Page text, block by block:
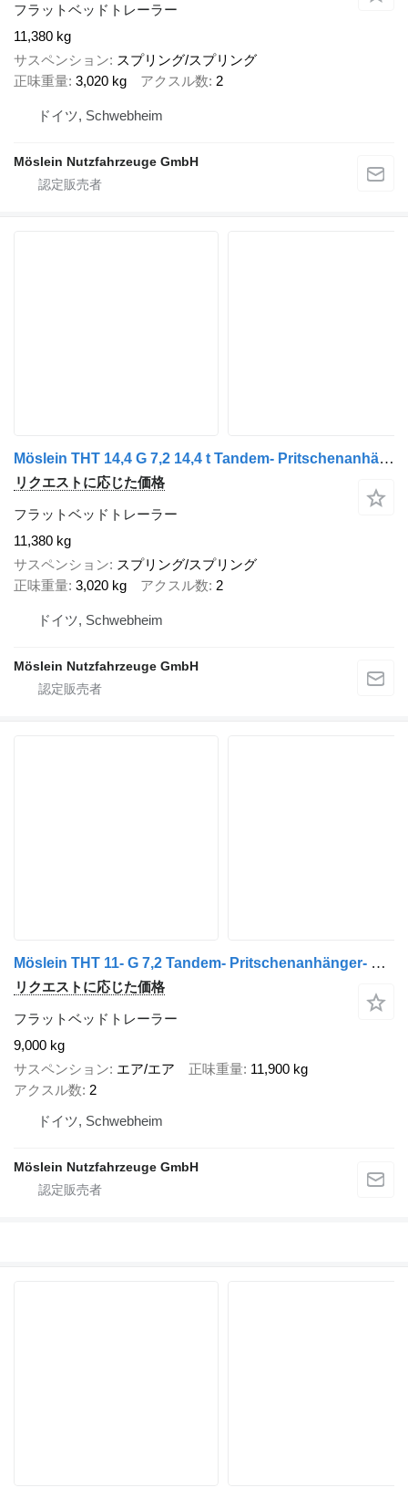
フラットベッドトレーラー
11,380 kg
サスペンション
スプリング/スプリング
正味重量 3,020 kg アクスル数 2
ドイツ, Schwebheim
Möslein Nutzfahrzeuge GmbH
Möslein THT 14,4 G 7,2 14,4 t Tandem- Pritschenanhänger- Tieflader
リクエストに応じた価格
フラットベッドトレーラー
11,380 kg
サスペンション
スプリング/スプリング
正味重量 3,020 kg アクスル数 2
ドイツ, Schwebheim
Möslein Nutzfahrzeuge GmbH
Möslein THT 11- G 7,2 Tandem- Pritschenanhänger- Tieflader
リクエストに応じた価格
フラットベッドトレーラー
9,000 kg
サスペンション エア/エア 正味重量 11,900 kg
アクスル数 2
ドイツ, Schwebheim
Möslein Nutzfahrzeuge GmbH